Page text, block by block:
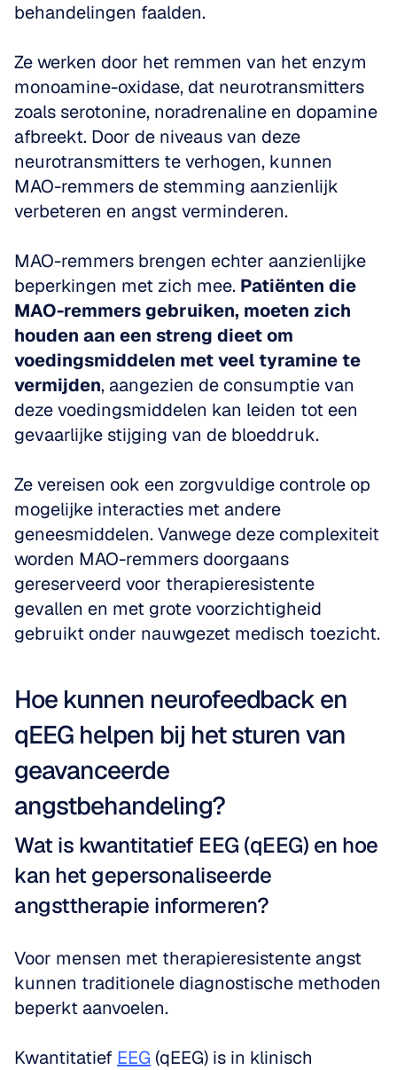
behandelingen faalden.
Ze werken door het remmen van het enzym
monoamine-oxidase, dat neurotransmitters
zoals serotonine, noradrenaline en dopamine
afbreekt. Door de niveaus van deze
neurotransmitters te verhogen, kunnen
MAO-remmers de stemming aanzienlijk
verbeteren en angst verminderen.
MAO-remmers brengen echter aanzienlijke
beperkingen met zich mee. Patiënten die
MAO-remmers gebruiken, moeten zich
houden aan een streng dieet om
voedingsmiddelen met veel tyramine te
vermijden, aangezien de consumptie van
deze voedingsmiddelen kan leiden tot een
gevaarlijke stijging van de bloeddruk.
Ze vereisen ook een zorgvuldige controle op
mogelijke interacties met andere
geneesmiddelen. Vanwege deze complexiteit
worden MAO-remmers doorgaans
gereserveerd voor therapieresistente
gevallen en met grote voorzichtigheid
gebruikt onder nauwgezet medisch toezicht.
Hoe kunnen neurofeedback en
qEEG helpen bij het sturen van
geavanceerde
angstbehandeling?
Wat is kwantitatief EEG (qEEG) en hoe
kan het gepersonaliseerde
angsttherapie informeren?
Voor mensen met therapieresistente angst
kunnen traditionele diagnostische methoden
beperkt aanvoelen.
Kwantitatief EEG